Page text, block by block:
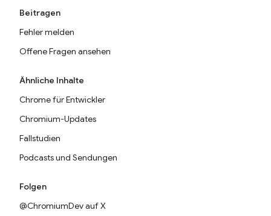
Beitragen
Fehler melden
Offene Fragen ansehen
Ähnliche Inhalte
Chrome für Entwickler
Chromium-Updates
Fallstudien
Podcasts und Sendungen
Folgen
@ChromiumDev auf X